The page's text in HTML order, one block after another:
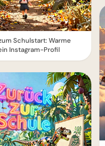
Schulstart: Warme
Instagram-Profil